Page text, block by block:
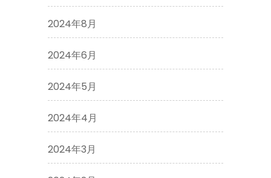
2024年8月
2024年6月
2024年5月
2024年4月
2024年3月